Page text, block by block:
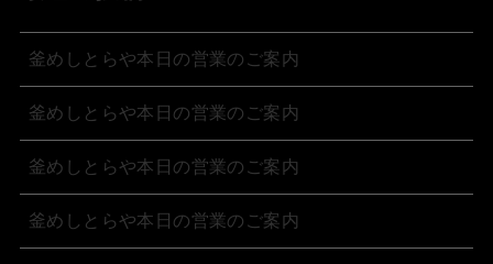
釜めしとらや本日の営業のご案内
釜めしとらや本日の営業のご案内
釜めしとらや本日の営業のご案内
釜めしとらや本日の営業のご案内